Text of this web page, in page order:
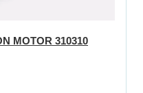
MOTOR 310310